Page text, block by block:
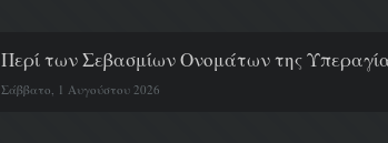
Περί των Σεβασμίων Ονομάτων της
Σάββατο, 1 Αυγούστου 2026